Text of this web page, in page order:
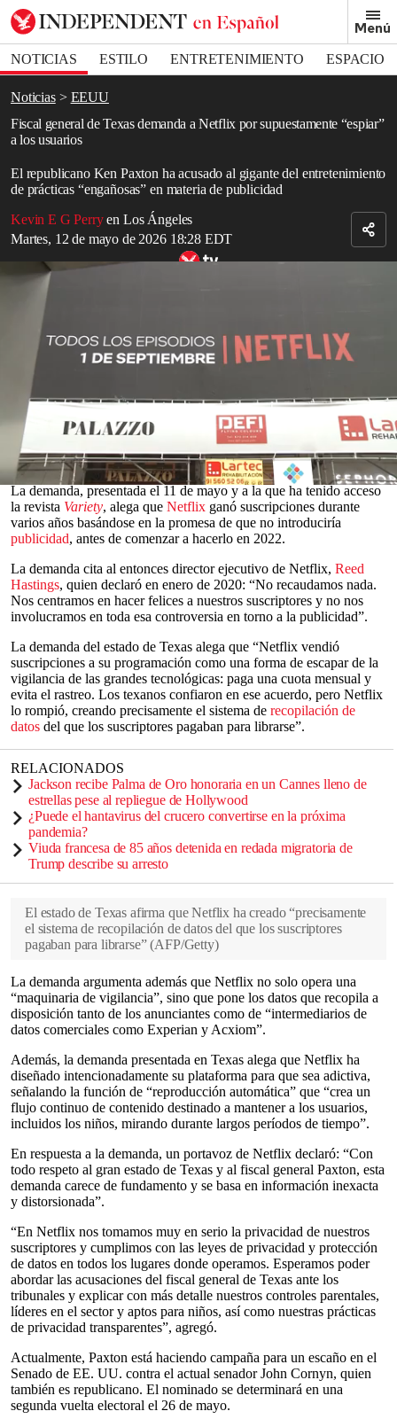
Menú
NOTICIAS ESTILO ENTRETENIMIENTO
ESPACIO
DEPORTES
Noticias
EEUU
Fiscal general de Texas demanda a Netflix por supuestamente “espiar”
a los usuarios
El republicano Ken Paxton ha acusado al gigante del entretenimiento
de prácticas “engañosas” en materia de publicidad
Kevin E G Perry en Los Ángeles
Martes, 12 de mayo de 2026 18:28 EDT
Bookmark popover
Removed from bookmarks
Close popover
seconds
seconds
Netflix se retira de la batalla por Warner Bros
Read in English
Netflixestá siendo demandada porKen Paxton , fiscal general de
Texas
, EE. UU., quien acusa al servicio de streaming
“espiar a
los texanos, incluidos
conocimiento ni consentimiento”.
El políticorepublicano, que se postula para el
de EE. UU.,
alega que la plataforma ha violado la Ley de Prácticas Comerciales
Engañosas deTexas.
La demanda, presentada el 11 de mayo y a la que ha tenido acceso
la revista Variety, alega que Netflix ganó suscripciones durante
varios años basándose en la promesa de que no introduciría
publicidad, antes de comenzar a hacerlo en 2022.
La demanda cita al entonces director ejecutivo de Netflix, Reed
Hastings, quien declaró en enero de 2020: “No recaudamos nada.
Nos centramos en hacer felices a nuestros suscriptores y no nos
involucramos en toda esa controversia en torno a la publicidad”.
La demanda del estado de Texas alega que “Netflix vendió
suscripciones a su programación como una forma de escapar de la
vigilancia de las grandes tecnológicas: paga una cuota mensual y
evita el rastreo. Los texanos confiaron en ese acuerdo, pero Netflix
lo rompió, creando precisamente el sistema de recopilación de
datos del que los suscriptores pagaban para librarse”.
RELACIONADOS
Jackson recibe Palma de Oro honoraria en un Cannes lleno de
estrellas pese al repliegue de Hollywood
¿Puede el hantavirus del crucero convertirse en la próxima
pandemia?
Viuda francesa de 85 años detenida en redada migratoria de
Trump describe su arresto
El estado de Texas afirma que Netflix ha creado “precisamente
el sistema de recopilación de datos del que los suscriptores
pagaban para librarse” (AFP/Getty)
La demanda argumenta además que Netflix no solo opera una
“maquinaria de vigilancia”, sino que pone los datos que recopila a
disposición tanto de los anunciantes como de “intermediarios de
datos comerciales como Experian y Acxiom”.
Además, la demanda presentada en Texas alega que Netflix ha
diseñado intencionadamente su plataforma para que sea adictiva,
señalando la función de “reproducción automática” que “crea un
flujo continuo de contenido destinado a mantener a los usuarios,
incluidos los niños, mirando durante largos períodos de tiempo”.
En respuesta a la demanda, un portavoz de Netflix declaró: “Con
todo respeto al gran estado de Texas y al fiscal general Paxton, esta
demanda carece de fundamento y se basa en información inexacta
y distorsionada”.
“En Netflix nos tomamos muy en serio la privacidad de nuestros
suscriptores y cumplimos con las leyes de privacidad y protección
de datos en todos los lugares donde operamos. Esperamos poder
abordar las acusaciones del fiscal general de Texas ante los
tribunales y explicar con más detalle nuestros controles parentales,
líderes en el sector y aptos para niños, así como nuestras prácticas
de privacidad transparentes”, agregó.
Actualmente, Paxton está haciendo campaña para un escaño en el
Senado de EE. UU. contra el actual senador John Cornyn, quien
también es republicano. El nominado se determinará en una
segunda vuelta electoral el 26 de mayo.